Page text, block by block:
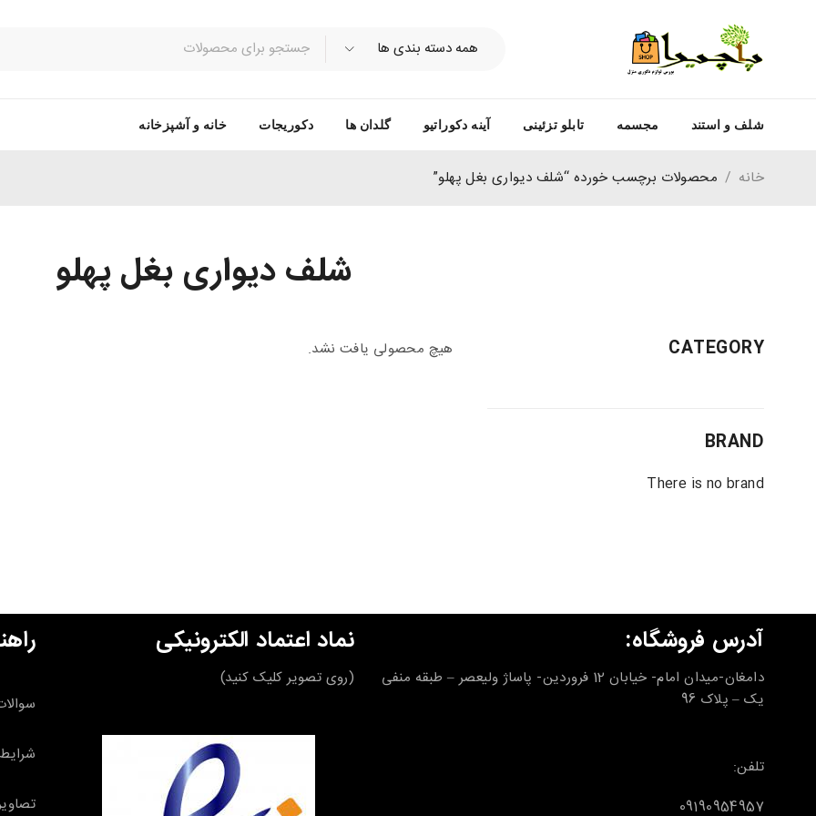
شلف و استند مجسمه تابلو تزئینی آینه دکوراتیو گلدان ها دکوریجات خانه و آشپزخانه
شلف دیواری بغل پهلو
خانه / محصولات برچسب خورده “شلف دیواری بغل پهلو”
CATEGORY
BRAND
There is no brand
هیچ محصولی یافت نشد.
آدرس فروشگاه:
دامغان-میدان امام- خیابان 12 فروردین- پاساژ ولیعصر – طبقه منفی
یک – پلاک 96
تلفن:
09190954957
نماد اعتماد الکترونیکی
(روی تصویر کلیک کنید)